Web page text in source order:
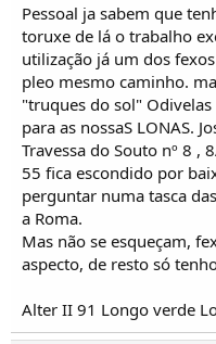
Pessoal ja sabem que
toruxe de lá o trabalho
utilização já um dos
pleo mesmo caminho.
"truques do sol"
para as nossaS LONAS.
Travessa do Souto nº 8 ,
55 fica escondido por
perguntar numa tasca
a Roma.
Mas não se esqueçam,
aspecto, de resto só
Alter II 91 Longo verde